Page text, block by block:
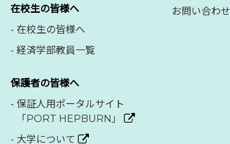
在校生の皆様へ
- 在校生の皆様へ
- 経済学部教員一覧
保護者の皆様へ
- 保証人用ポータルサイト
「PORT HEPBURN」
- 大学について
お問い合わせ